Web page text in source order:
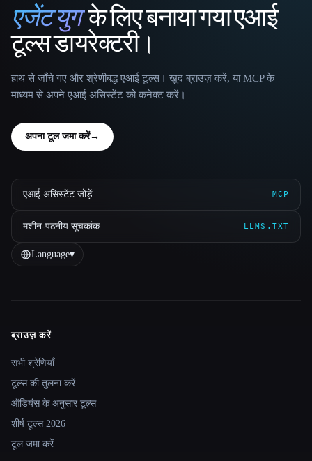
That AI Collection
एजेंट युगके लिए बनाया गया एआई
टूल्स डायरेक्टरी।
हाथ से जाँचे गए और श्रेणीबद्ध एआई टूल्स। खुद ब्राउज़ करें, या MCP के
माध्यम से अपने एआई असिस्टेंट को कनेक्ट करें।
अपना टूल जमा करें→
एआई असिस्टेंट जोड़ें MCP
मशीन-पठनीय सूचकांक LLMS.TXT
Language▾
Site navigation
ब्राउज़ करें
सभी श्रेणियाँ
टूल्स की तुलना करें
ऑडियंस के अनुसार टूल्स
शीर्ष टूल्स 2026
टूल जमा करें